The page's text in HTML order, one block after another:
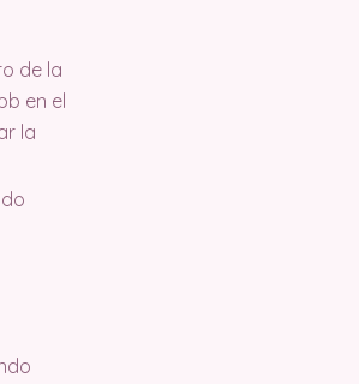
de la
en el
la